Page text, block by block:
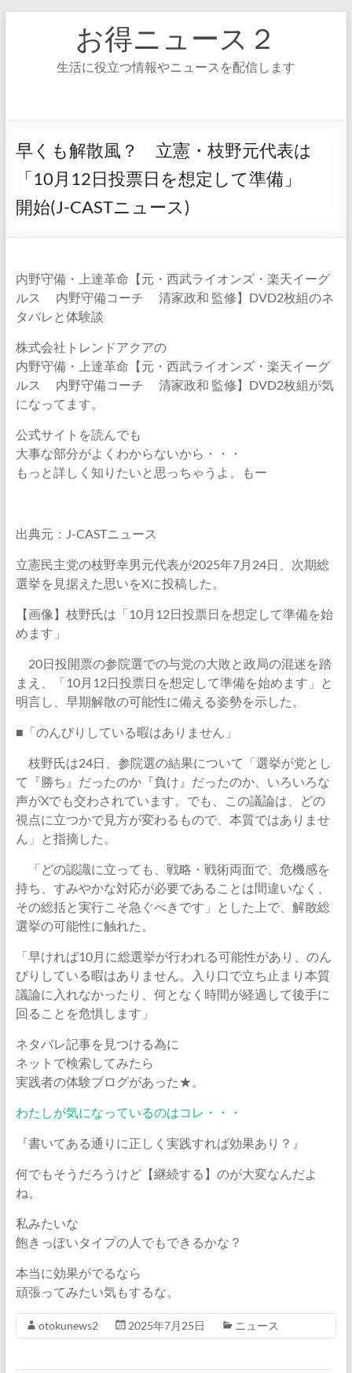
お得ニュース２
生活に役立つ情報やニュースを配信します
早くも解散風？ 立憲・枝野元代表は
「10月12日投票日を想定して準備」
開始(J-CASTニュース)
内野守備・上達革命【元・西武ライオンズ・楽天イーグ
ルス 内野守備コーチ 清家政和 監修】DVD2枚組のネ
タバレと体験談
株式会社トレンドアクアの
内野守備・上達革命【元・西武ライオンズ・楽天イーグ
ルス 内野守備コーチ 清家政和 監修】DVD2枚組が気
になってます。
公式サイトを読んでも
大事な部分がよくわからないから・・・
もっと詳しく知りたいと思っちゃうよ。もー
出典元：J-CASTニュース
立憲民主党の枝野幸男元代表が2025年7月24日、次期総
選挙を見据えた思いをXに投稿した。
【画像】枝野氏は「10月12日投票日を想定して準備を始
めます」
20日投開票の参院選での与党の大敗と政局の混迷を踏
まえ、「10月12日投票日を想定して準備を始めます」と
明言し、早期解散の可能性に備える姿勢を示した。
■「のんびりしている暇はありません」
枝野氏は24日、参院選の結果について「選挙が党とし
て『勝ち』だったのか『負け』だったのか、いろいろな
声がXでも交わされています。でも、この議論は、どの
視点に立つかで見方が変わるもので、本質ではありませ
ん」と指摘した。
「どの認識に立っても、戦略・戦術両面で、危機感を
持ち、すみやかな対応が必要であることは間違いなく、
その総括と実行こそ急ぐべきです」とした上で、解散総
選挙の可能性に触れた。
「早ければ10月に総選挙が行われる可能性があり、のん
びりしている暇はありません。入り口で立ち止まり本質
議論に入れなかったり、何となく時間が経過して後手に
回ることを危惧します」
ネタバレ記事を見つける為に
ネットで検索してみたら
実践者の体験ブログがあった★。
わたしが気になっているのはコレ・・・
『書いてある通りに正しく実践すれば効果あり？』
何でもそうだろうけど【継続する】のが大変なんだよ
ね。
私みたいな
飽きっぽいタイプの人でもできるかな？
本当に効果がでるなら
頑張ってみたい気もするな。
otokunews2 2025年7月25日 ニュース